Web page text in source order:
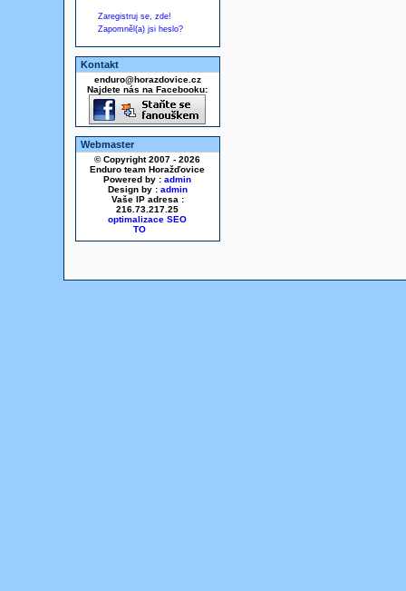
Zaregistruj se, zde!
Zapomněl(a) jsi heslo?
Kontakt
enduro@horazdovice.cz
Najdete nás na Facebooku:
Webmaster
© Copyright 2007 - 2026
Enduro team Horažďovice
Powered by : admin
Design by : admin
Vaše IP adresa :
216.73.217.25
optimalizace SEO